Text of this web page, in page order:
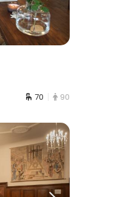
70 90